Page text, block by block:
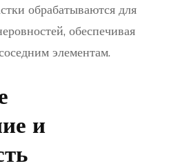
обрабатываются для
обеспечивая
элементам.
и